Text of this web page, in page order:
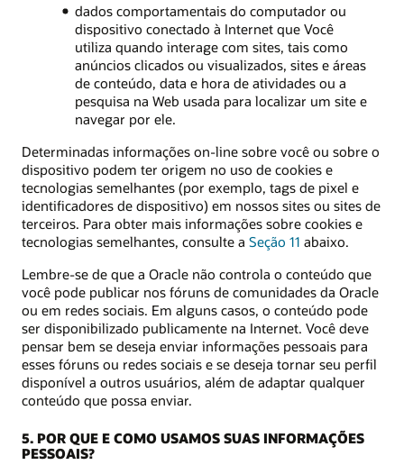
dados comportamentais do computador ou
dispositivo conectado à Internet que Você
utiliza quando interage com sites, tais como
anúncios clicados ou visualizados, sites e áreas
de conteúdo, data e hora de atividades ou a
pesquisa na Web usada para localizar um site e
navegar por ele.
Determinadas informações on-line sobre você ou sobre o
dispositivo podem ter origem no uso de cookies e
tecnologias semelhantes (por exemplo, tags de pixel e
identificadores de dispositivo) em nossos sites ou sites de
terceiros. Para obter mais informações sobre cookies e
tecnologias semelhantes, consulte a Seção 11 abaixo.
Lembre-se de que a Oracle não controla o conteúdo que
você pode publicar nos fóruns de comunidades da Oracle
ou em redes sociais. Em alguns casos, o conteúdo pode
ser disponibilizado publicamente na Internet. Você deve
pensar bem se deseja enviar informações pessoais para
esses fóruns ou redes sociais e se deseja tornar seu perfil
disponível a outros usuários, além de adaptar qualquer
conteúdo que possa enviar.
5. POR QUE E COMO USAMOS SUAS INFORMAÇÕES
PESSOAIS?